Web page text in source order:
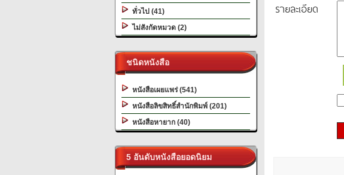
ทั่วไป (41)
ไม่สังกัดหมวด (2)
ชนิดหนังสือ
หนังสือเผยแพร่ (541)
หนังสือลิขสิทธิ์สำนักพิมพ์ (201)
หนังสือหายาก (40)
5 อันดับหนังสือยอดนิยม
รายละเอียด